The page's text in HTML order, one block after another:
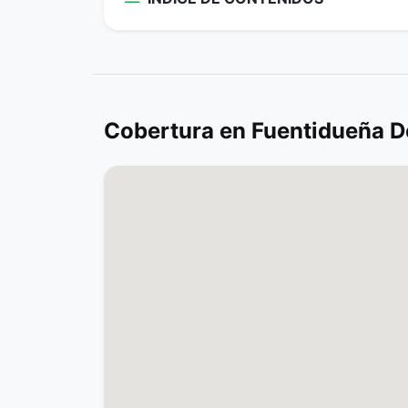
Cobertura en Fuentidueña